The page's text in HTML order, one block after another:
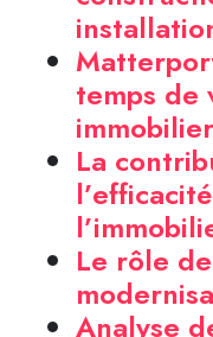
temps de
La
Le rôle
Analyse